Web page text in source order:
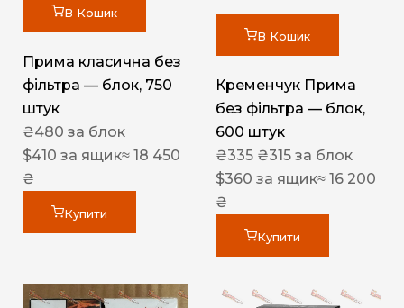
В Кошик
Прима класична без
фільтра — блок, 750
штук
₴480 за блок
$410 за ящик≈ 18 450
₴
Купити
В Кошик
Кременчук Прима
без фільтра — блок,
600 штук
₴335 ₴315 за блок
$360 за ящик≈ 16 200
₴
Купити